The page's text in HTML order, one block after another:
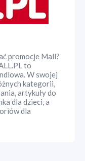
promocje Mall?
to
W swojej
kategorii,
artykuły do
dla dzieci, a
dla